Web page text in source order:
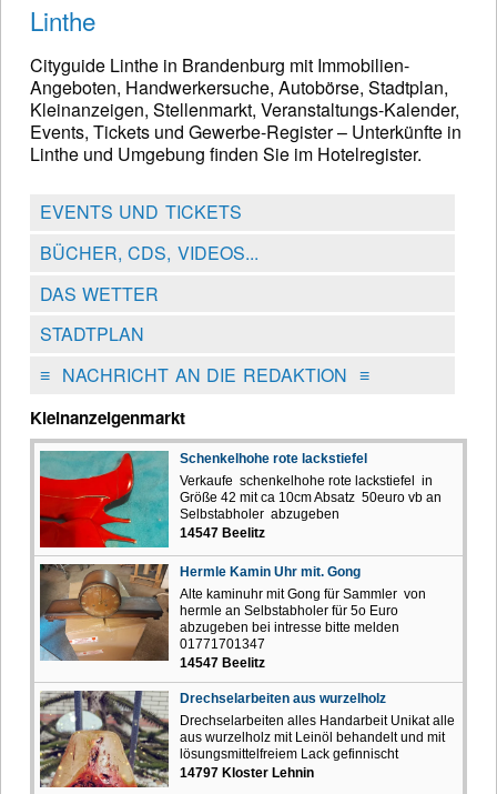
Linthe
Cityguide Linthe in Brandenburg mit Immobilien-
Angeboten, Handwerkersuche, Autobörse, Stadtplan,
Kleinanzeigen, Stellenmarkt, Veranstaltungs-Kalender,
Events, Tickets und Gewerbe-Register – Unterkünfte in
Linthe und Umgebung finden Sie im Hotelregister.
EVENTS UND TICKETS
BÜCHER, CDS, VIDEOS...
DAS WETTER
STADTPLAN
≡NACHRICHT AN DIE REDAKTION ≡
Kleinanzeigenmarkt
Schenkelhohe rote lackstiefel
Verkaufe schenkelhohe rote lackstiefel in
Größe 42 mit ca 10cm Absatz 50euro vb an
Selbstabholer abzugeben
14547 Beelitz
Hermle Kamin Uhr mit. Gong
Alte kaminuhr mit Gong für Sammler von
hermle an Selbstabholer für 5o Euro
abzugeben bei intresse bitte melden
01771701347
14547 Beelitz
Drechselarbeiten aus wurzelholz
Drechselarbeiten alles Handarbeit Unikat alle
aus wurzelholz mit Leinöl behandelt und mit
lösungsmittelfreiem Lack gefinnischt
14797 Kloster Lehnin